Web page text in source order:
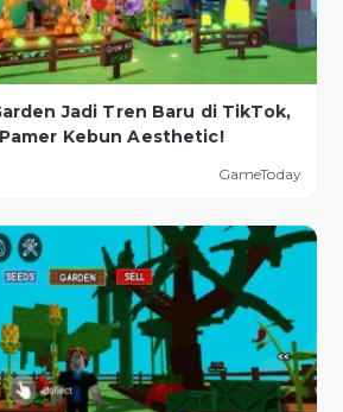
Jadi Tren Baru di TikTok,
Kebun Aesthetic!
GameToday